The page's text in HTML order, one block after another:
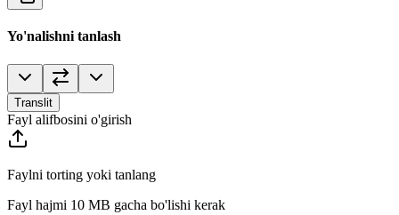
Yo'nalishni tanlash
Translit
Fayl alifbosini o'girish
Faylni torting yoki tanlang
Fayl hajmi 10 MB gacha bo'lishi kerak